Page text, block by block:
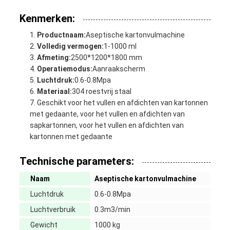
Kenmerken:
Productnaam:Aseptische kartonvulmachine
Volledig vermogen:1-1000 ml
Afmeting:2500*1200*1800 mm
Operatiemodus:Aanraakscherm
Luchtdruk:0.6-0.8Mpa
Materiaal:304 roestvrij staal
Geschikt voor het vullen en afdichten van kartonnen
met gedaante, voor het vullen en afdichten van
sapkartonnen, voor het vullen en afdichten van
kartonnen met gedaante
Technische parameters:
Naam
Aseptische kartonvulmachine
Luchtdruk
0.6-0.8Mpa
Luchtverbruik
0.3m3/min
Gewicht
1000 kg